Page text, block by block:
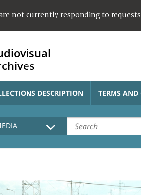
not currently responding to
DESCRIPTION TERMS AND